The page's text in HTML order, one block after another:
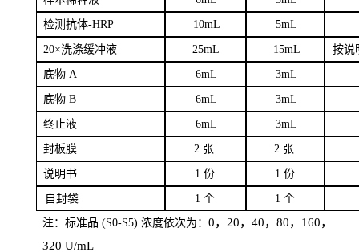
检测抗体-HRP 10mL 5mL
20×洗涤缓冲液 25mL 15mL 按说
底物A 6mL 3mL
底物B 6mL 3mL
终止液 6mL 3mL
封板膜 2 张 2 张
说明书 1 份 1 份
自封袋 1 个 1 个
注：标准品 (S0-S5) 浓度依次为： 0，20，40，80，160，
320 U/mL